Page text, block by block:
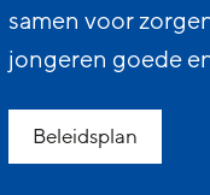
samen voor
jongeren goede
Beleidsplan